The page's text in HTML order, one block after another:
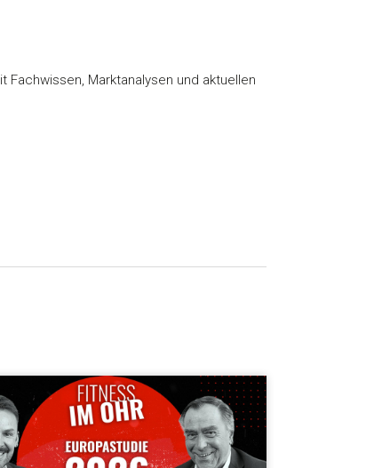
Marktanalysen und aktuellen